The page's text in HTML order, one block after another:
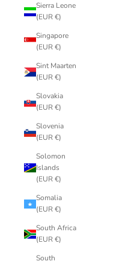
Sierra Leone
(EUR €)
Singapore
(EUR €)
Sint Maarten
(EUR €)
Slovakia
(EUR €)
Slovenia
(EUR €)
Solomon
Islands
(EUR €)
Somalia
(EUR €)
South Africa
(EUR €)
South